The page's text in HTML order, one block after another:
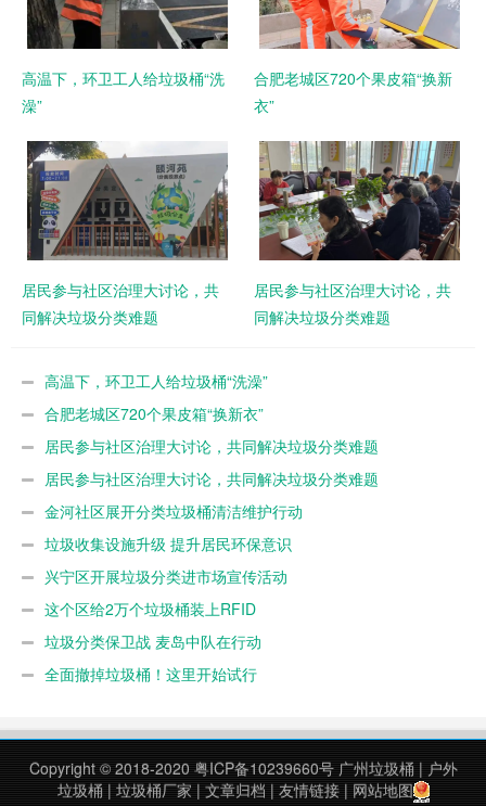
高温下，环卫工人给垃圾桶“洗
澡”
合肥老城区720个果皮箱“换新
衣”
居民参与社区治理大讨论，共
同解决垃圾分类难题
居民参与社区治理大讨论，共
同解决垃圾分类难题
高温下，环卫工人给垃圾桶“洗澡”
合肥老城区720个果皮箱“换新衣”
居民参与社区治理大讨论，共同解决垃圾分类难题
居民参与社区治理大讨论，共同解决垃圾分类难题
金河社区展开分类垃圾桶清洁维护行动
垃圾收集设施升级 提升居民环保意识
兴宁区开展垃圾分类进市场宣传活动
这个区给2万个垃圾桶装上RFID
垃圾分类保卫战 麦岛中队在行动
全面撤掉垃圾桶！这里开始试行
Copyright © 2018-2020 粤ICP备10239660号 广州垃圾桶| 户外
垃圾桶| 垃圾桶厂家 | 文章归档 | 友情链接| 网站地图